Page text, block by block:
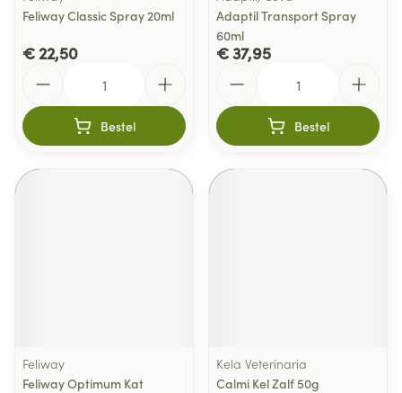
Feliway Classic Spray 20ml
€ 22,50
Bestel
Adaptil Transport Spray
60ml
€ 37,95
Bestel
Feliway
Feliway Optimum Kat
Kela Veterinaria
Calmi Kel Zalf 50g